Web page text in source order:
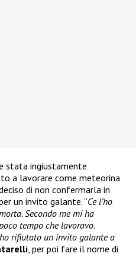
stata ingiustamente
a lavorare come meteorina
di non confermarla in
un invito galante. “Ce l’ho
Secondo me mi ha
tempo che lavoravo.
ho rifiutato un invito galante a
, per poi fare il nome di